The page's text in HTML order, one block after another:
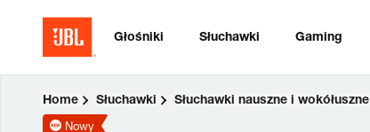
Głośniki Słuchawki Gaming
Home Słuchawki Słuchawki nauszne i wokółuszne
Nowy